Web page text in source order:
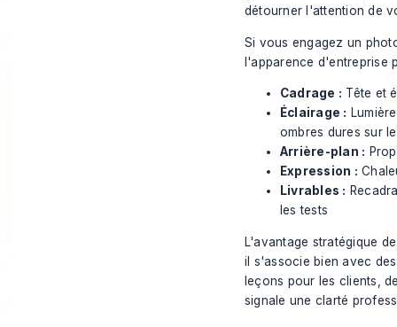
détourner l'attention de
Si vous engagez un
l'apparence d'entreprise
Cadrage : Tête et
Éclairage :
ombres dures sur
Arrière-plan :
Expression :
Livrables :
les tests
L'avantage stratégique
il s'associe bien avec
leçons pour les clients,
signale une clarté